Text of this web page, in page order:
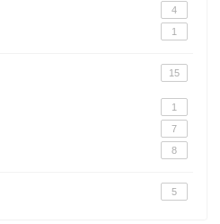
4
1
15
1
7
8
5